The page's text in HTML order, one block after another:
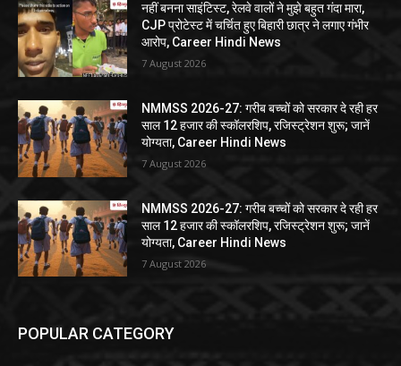
नहीं बनना साइंटिस्ट, रेलवे वालों ने मुझे बहुत गंदा मारा,
CJP प्रोटेस्ट में चर्चित हुए बिहारी छात्र ने लगाए गंभीर
आरोप, Career Hindi News
7 August 2026
NMMSS 2026-27: गरीब बच्चों को सरकार दे रही हर
साल 12 हजार की स्कॉलरशिप, रजिस्ट्रेशन शुरू; जानें
योग्यता, Career Hindi News
7 August 2026
NMMSS 2026-27: गरीब बच्चों को सरकार दे रही हर
साल 12 हजार की स्कॉलरशिप, रजिस्ट्रेशन शुरू; जानें
योग्यता, Career Hindi News
7 August 2026
POPULAR CATEGORY